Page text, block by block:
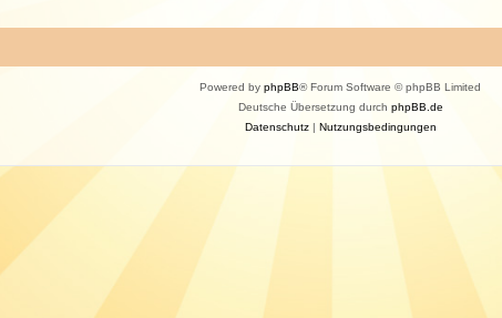
Powered by phpBB® Forum Software © phpBB Limited
Deutsche Übersetzung durch phpBB.de
Datenschutz| Nutzungsbedingungen